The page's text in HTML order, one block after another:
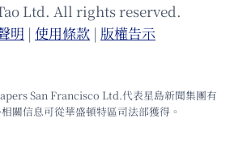
Ltd. All rights reserved.
明 | 使⽤條款 | 版權告⽰
San Francisco Ltd.代表星島新聞集團有
關信息可從華盛頓特區司法部獲得。